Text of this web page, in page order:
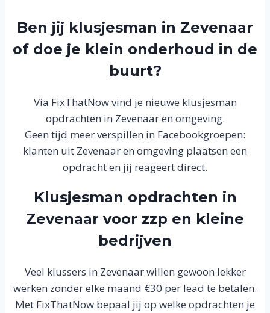
Ben jij klusjesman in Zevenaar
of doe je klein onderhoud in de
buurt?
Via FixThatNow vind je nieuwe klusjesman
opdrachten in Zevenaar en omgeving.
Geen tijd meer verspillen in Facebookgroepen:
klanten uit Zevenaar en omgeving plaatsen een
opdracht en jij reageert direct.
Klusjesman opdrachten in
Zevenaar voor zzp en kleine
bedrijven
Veel klussers in Zevenaar willen gewoon lekker
werken zonder elke maand €30 per lead te betalen.
Met FixThatNow bepaal jij op welke opdrachten je